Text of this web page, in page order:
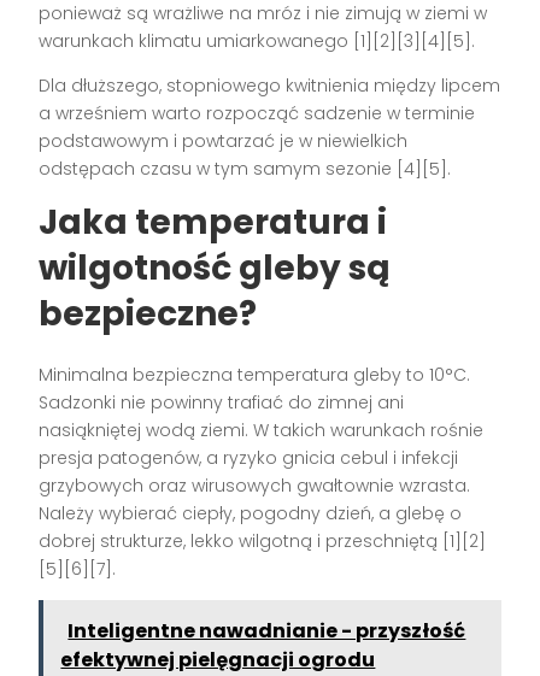
ponieważ są wrażliwe na mróz i nie zimują w ziemi w
warunkach klimatu umiarkowanego [1][2][3][4][5].
Dla dłuższego, stopniowego kwitnienia między lipcem
a wrześniem warto rozpocząć sadzenie w terminie
podstawowym i powtarzać je w niewielkich
odstępach czasu w tym samym sezonie [4][5].
Jaka temperatura i
wilgotność gleby są
bezpieczne?
Minimalna bezpieczna temperatura gleby to 10°C.
Sadzonki nie powinny trafiać do zimnej ani
nasiąkniętej wodą ziemi. W takich warunkach rośnie
presja patogenów, a ryzyko gnicia cebul i infekcji
grzybowych oraz wirusowych gwałtownie wzrasta.
Należy wybierać ciepły, pogodny dzień, a glebę o
dobrej strukturze, lekko wilgotną i przeschniętą [1][2]
[5][6][7].
Inteligentne nawadnianie - przyszłość
efektywnej pielęgnacji ogrodu